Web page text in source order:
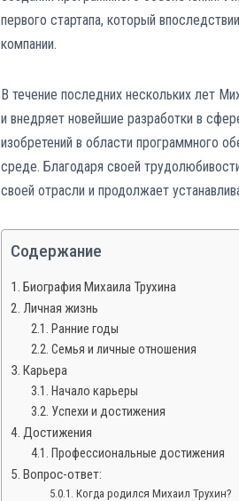
первого стартапа, который
компании.
В течение последних нескольких лет
и внедряет новейшие разработки в
изобретений в области программного
среде. Благодаря своей
своей отрасли и продолжает
Содержание
Биография Михаила Трухина
Личная жизнь
Ранние годы
Семья и личные отношения
Карьера
Начало карьеры
Успехи и достижения
Достижения
Профессиональные достижения
Вопрос-ответ:
Когда родился Михаил Трухин?